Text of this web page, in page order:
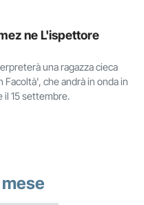
ne L'ispettore
una ragazza cieca
che andrà in onda in
il 15 settembre.